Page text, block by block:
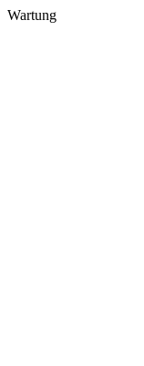
Wartung